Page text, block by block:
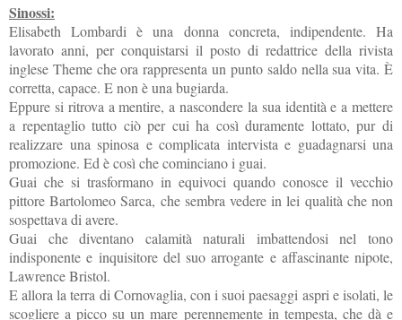
Sinossi:
Elisabeth Lombardi è una donna concreta, indipendente. Ha
lavorato anni, per conquistarsi il posto di redattrice della rivista
inglese Theme che ora rappresenta un punto saldo nella sua vita. È
corretta, capace. E non è una bugiarda.
Eppure si ritrova a mentire, a nascondere la sua identità e a mettere
a repentaglio tutto ciò per cui ha così duramente lottato, pur di
realizzare una spinosa e complicata intervista e guadagnarsi una
promozione. Ed è così che cominciano i guai.
Guai che si trasformano in equivoci quando conosce il vecchio
pittore Bartolomeo Sarca, che sembra vedere in lei qualità che non
sospettava di avere.
Guai che diventano calamità naturali imbattendosi nel tono
indisponente e inquisitore del suo arrogante e affascinante nipote,
Lawrence Bristol.
E allora la terra di Cornovaglia, con i suoi paesaggi aspri e isolati, le
scogliere a picco su un mare perennemente in tempesta, che dà e